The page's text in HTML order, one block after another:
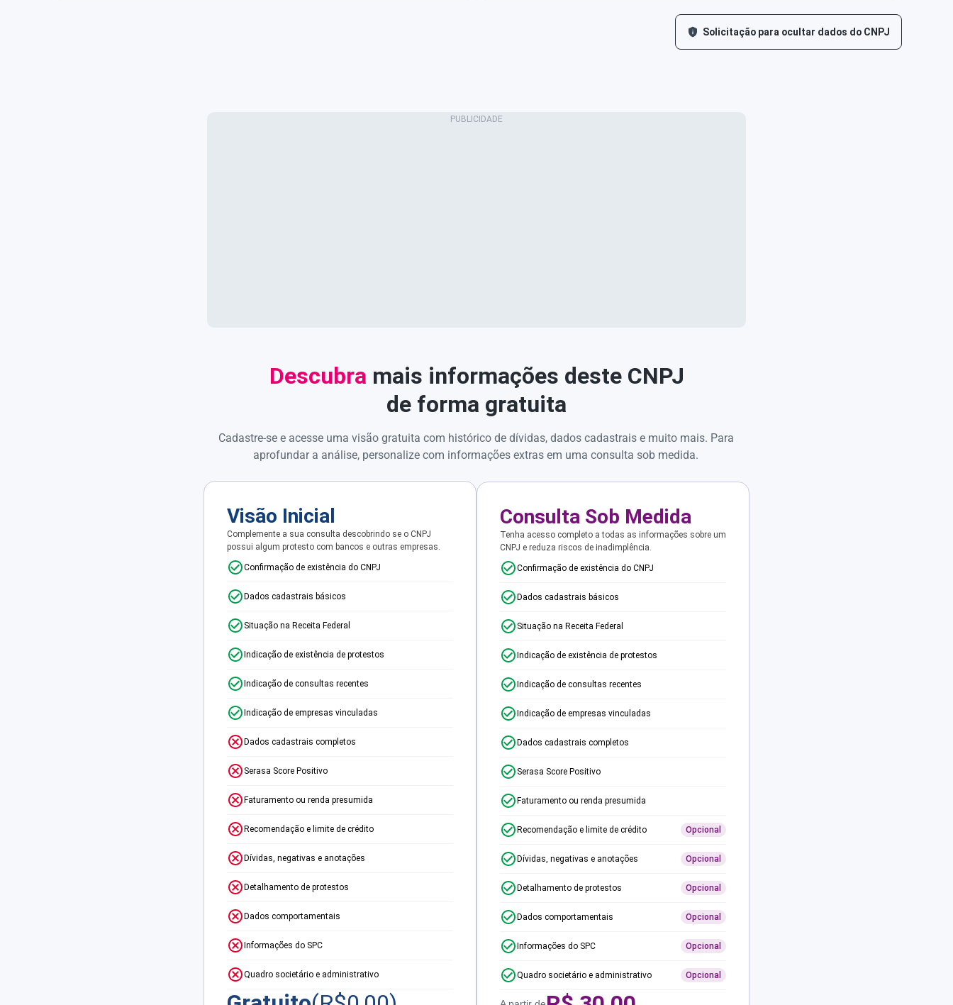
Solicitação para ocultar dados do CNPJ
Descubra mais informações deste CNPJ
de forma gratuita
Cadastre-se e acesse uma visão gratuita com histórico de dívidas, dados cadastrais e muito mais. Para
aprofundar a análise, personalize com informações extras em uma consulta sob medida.
Visão Inicial
Complemente a sua consulta descobrindo se o CNPJ
possui algum protesto com bancos e outras empresas.
Confirmação de existência do CNPJ
Dados cadastrais básicos
Situação na Receita Federal
Indicação de existência de protestos
Indicação de consultas recentes
Indicação de empresas vinculadas
Dados cadastrais completos
Serasa Score Positivo
Faturamento ou renda presumida
Recomendação e limite de crédito
Dívidas, negativas e anotações
Detalhamento de protestos
Dados comportamentais
Informações do SPC
Quadro societário e administrativo
Consulta Sob Medida
Tenha acesso completo a todas as informações sobre um
CNPJ e reduza riscos de inadimplência.
Confirmação de existência do CNPJ
Dados cadastrais básicos
Situação na Receita Federal
Indicação de existência de protestos
Indicação de consultas recentes
Indicação de empresas vinculadas
Dados cadastrais completos
Serasa Score Positivo
Faturamento ou renda presumida
Recomendação e limite de crédito Opcional
Dívidas, negativas e anotações Opcional
Detalhamento de protestos Opcional
Dados comportamentais Opcional
Informações do SPC Opcional
Quadro societário e administrativo Opcional